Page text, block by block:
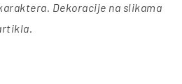
Dekoracije na slikama
.